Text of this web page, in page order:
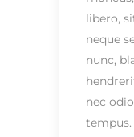
libero,
neque
nunc,
nec
tempus.